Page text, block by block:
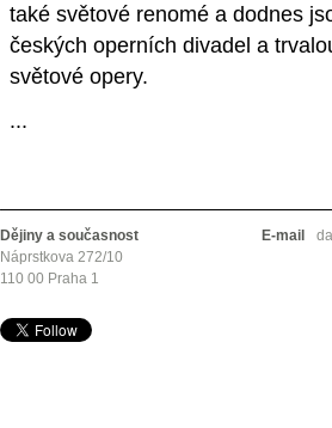
také světové renomé a dodnes
českých operních divadel a
světové opery.
...
Dějiny a současnost
Náprstkova 272/10
110 00 Praha 1
E-mail